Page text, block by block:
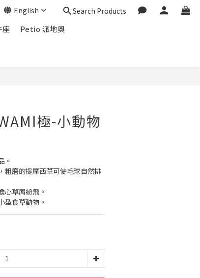
English Search Products
座
Petio 派地奧
極-小動物
。
粗磨的提摩西草可使毛球自然排
心草屑紛飛。
型食草動物。